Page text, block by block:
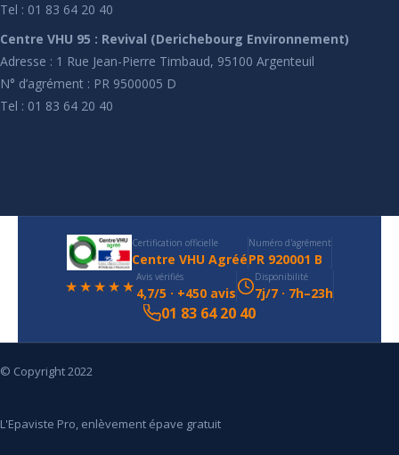
Tel : 01 83 64 20 40
Centre VHU 95 : Revival (Derichebourg Environnement)
Adresse : 1 Rue Jean-Pierre Timbaud, 95100 Argenteuil
N° d’agrément : PR 9500005 D
Tel : 01 83 64 20 40
Certification officielle
Centre VHU Agréé
Numéro d'agrément
PR 920001 B
★★★★★ Avis vérifiés
4,7/5 · +450 avis
Disponibilité
7j/7 · 7h–23h
01 83 64 20 40
© Copyright 2022
L'Epaviste Pro, enlèvement épave gratuit